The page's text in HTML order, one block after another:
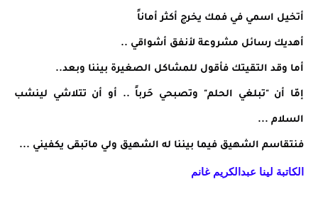
أتخيل اسمي في فمك يخرج أكثر أماناً
أهديك رسائل مشروعة لأنفق أشواقي ..
أما وقد التقيتك ‏فأقول للمشاكل الصغيرة بيننا وبعد..
‏إمّا أن "تبلغي الحلم" وتصبحي حَرباً .. أو أن تتلاشي لينشب
السلام ...
فنتقاسم الشهيق فيما بيننا له الشهيق ولي ماتبقى يكفيني ...
الكاتبة لينا عبدالكريم غانم